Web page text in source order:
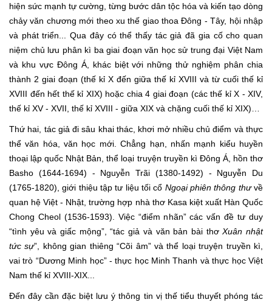
hiện sức mạnh tự cường, từng bước dân tộc hóa và kiến tạo dòng
chảy văn chương mới theo xu thế giao thoa Đông - Tây, hội nhập
và phát triển... Qua đây có thể thấy tác giả đã gia cố cho quan
niệm chủ lưu phân kì ba giai đoạn văn học sử trung đại Việt Nam
và khu vực Đông Á, khác biệt với những thử nghiệm phân chia
thành 2 giai đoạn (thế kỉ X đến giữa thế kỉ XVIII và từ cuối thế kỉ
XVIII đến hết thế kỉ XIX) hoặc chia 4 giai đoạn (các thế kỉ X - XIV,
thế kỉ XV - XVII, thế kỉ XVIII - giữa XIX và chặng cuối thế kỉ XIX)…
Thứ hai, tác giả đi sâu khai thác, khơi mở nhiều chủ điểm và thực
thể văn hóa, văn học mới. Chẳng hạn, nhấn mạnh kiểu huyền
thoại lập quốc Nhật Bản, thể loại truyện truyền kì Đông Á, hồn thơ
Basho (1644-1694) - Nguyễn Trãi (1380-1492) - Nguyễn Du
(1765-1820), giới thiệu tập tư liệu tối cổ Ngoại phiên thông thưvề
quan hệ Việt - Nhật, trường hợp nhà thơ Kasa kiệt xuất Hàn Quốc
Chong Cheol (1536-1593). Việc “điểm nhãn” các vấn đề tư duy
“tình yêu và giấc mộng”, “tác giả và văn bản bài thơXuân nhật
tức sự”, không gian thiêng “Cõi âm” và thể loại truyện truyền kì,
vai trò “Dương Minh học” - thực học Minh Thanh và thực học Việt
Nam thế kỉ XVIII-XIX...
Đến đây cần đặc biệt lưu ý thông tin vị thế tiểu thuyết phóng tác